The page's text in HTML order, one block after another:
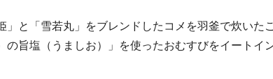
と「雪若丸」をブレンドしたコメを羽釜で炊いた
の旨塩（うましお）」を使ったおむすびをイートイ